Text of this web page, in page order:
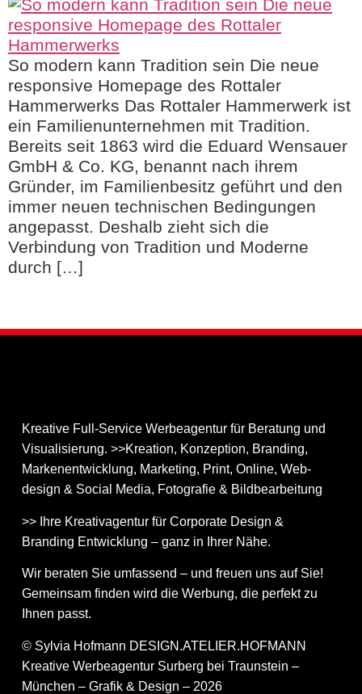
So modern kann Tradition sein Die neue
responsive Homepage des Rottaler
Hammerwerks Das Rottaler Hammerwerk ist
ein Familienunternehmen mit Tradition.
Bereits seit 1863 wird die Eduard Wensauer
GmbH & Co. KG, benannt nach ihrem
Gründer, im Familienbesitz geführt und den
immer neuen technischen Bedingungen
angepasst. Deshalb zieht sich die
Verbindung von Tradition und Moderne
durch […]
Kreative Full-Service Werbeagentur für Beratung und
Visualisierung. >>Kreation, Konzeption, Branding,
Markenentwicklung, Marketing, Print, Online, Web­
design & Social Media, Fotografie & Bildbear­bei­tung
>> Ihre Kreativagentur für Corporate Design &
Branding Entwicklung – ganz in Ihrer Nähe.
Wir beraten Sie umfassend – und freuen uns auf Sie!
Gemeinsam finden wird die Werbung, die perfekt zu
Ihnen passt.
© Sylvia Hofmann DESIGN.ATELIER.HOFMANN
Kreative Werbeagentur Surberg bei Traunstein –
München – Grafik & Design – 2026